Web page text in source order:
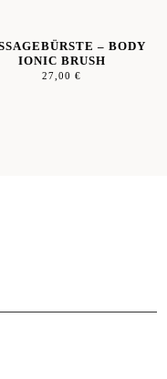
– BODY
IONIC BRUSH
27,00 €